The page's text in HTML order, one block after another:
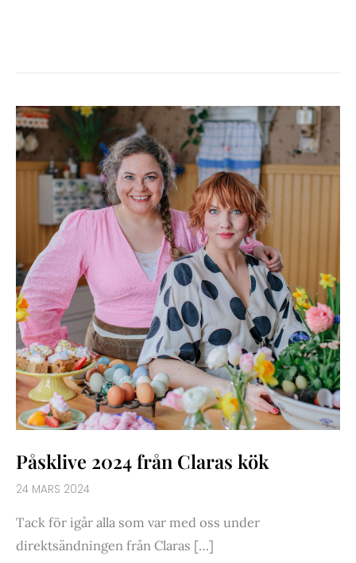
Påsklive 2024 från Claras kök
24 MARS 2024
Tack för igår alla som var med oss under
direktsändningen från Claras […]
PÅSKLIVE
2024
FRÅN
CLARAS
KÖK